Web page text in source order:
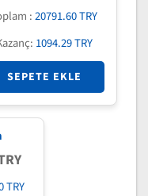
:20791.60 TRY
1094.29 TRY
SEPETE EKLE
TRY